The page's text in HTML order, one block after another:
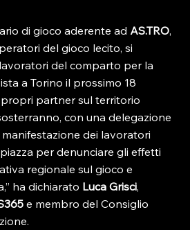
di gioco aderente ad AS.TRO,
del gioco lecito, si
del comparto per la
a Torino il prossimo 18
propri partner sul territorio
con una delegazione
dei lavoratori
per denunciare gli effetti
regionale sul gioco e
ha dichiarato Luca Grisci,
e membro del Consiglio